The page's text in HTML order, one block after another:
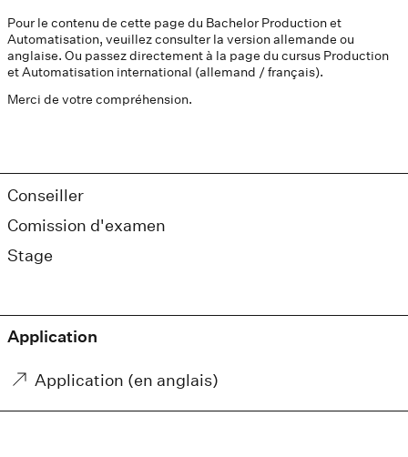
Pour le contenu de cette page du Bachelor Production et
Automatisation, veuillez consulter la version allemande ou
anglaise. Ou passez directement à la page du cursus Production
et Automatisation international (allemand / français).
Merci de votre compréhension.
Conseiller
Comission d'examen
Stage
Application
Application (en anglais)